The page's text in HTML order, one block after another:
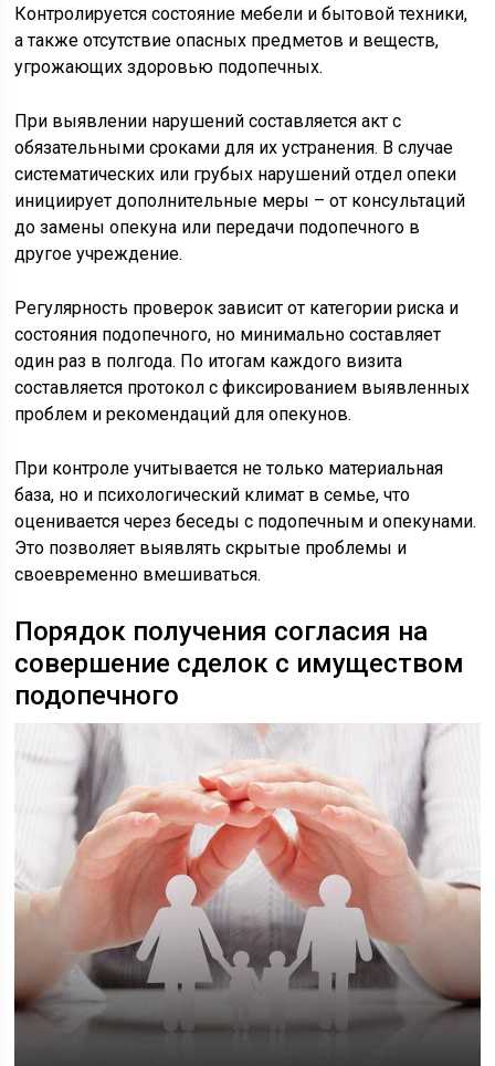
Контролируется состояние мебели и бытовой техники,
а также отсутствие опасных предметов и веществ,
угрожающих здоровью подопечных.
При выявлении нарушений составляется акт с
обязательными сроками для их устранения. В случае
систематических или грубых нарушений отдел опеки
инициирует дополнительные меры – от консультаций
до замены опекуна или передачи подопечного в
другое учреждение.
Регулярность проверок зависит от категории риска и
состояния подопечного, но минимально составляет
один раз в полгода. По итогам каждого визита
составляется протокол с фиксированием выявленных
проблем и рекомендаций для опекунов.
При контроле учитывается не только материальная
база, но и психологический климат в семье, что
оценивается через беседы с подопечным и опекунами.
Это позволяет выявлять скрытые проблемы и
своевременно вмешиваться.
Порядок получения согласия на
совершение сделок с имуществом
подопечного